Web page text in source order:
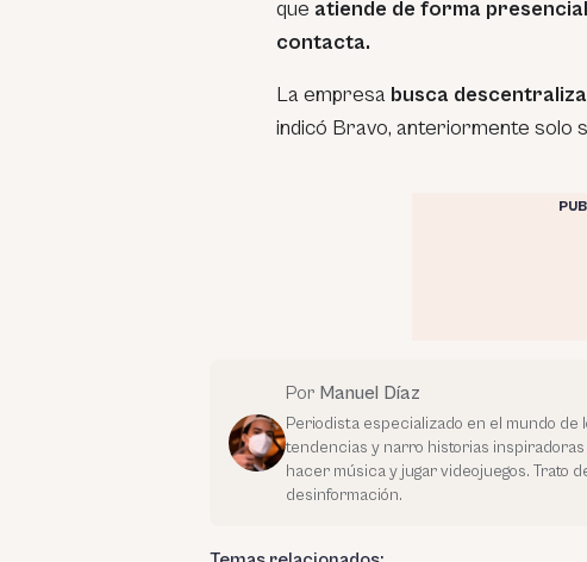
que atiende de forma
contacta.
La empresa busca
indicó Bravo, anteriormente solo
Por Manuel Díaz
Periodista especializado en el mundo de
tendencias y narro historias
hacer música y jugar videojuegos. Trato
desinformación.